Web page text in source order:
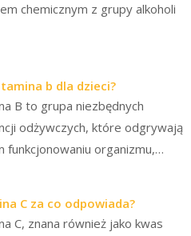
chemicznym z grupy alkoholi
b dla dzieci?
B to grupa niezbędnych
odżywczych, które odgrywają
funkcjonowaniu organizmu,…
C za co odpowiada?
C, znana również jako kwas